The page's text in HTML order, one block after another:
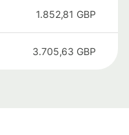
1.852,81 GBP
3.705,63 GBP